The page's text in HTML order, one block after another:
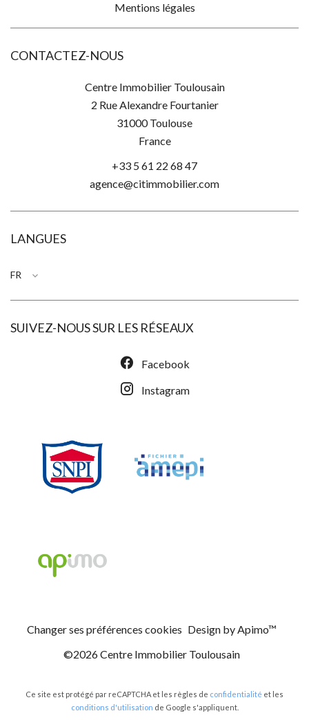
Mentions légales
CONTACTEZ-NOUS
Centre Immobilier Toulousain
2 Rue Alexandre Fourtanier
31000Toulouse
France
+33 5 61 22 68 47
agence@citimmobilier.com
LANGUES
FR
SUIVEZ-NOUS SUR LES RÉSEAUX
Facebook
Instagram
Changer ses préférences cookies Design byApimo™
©2026 Centre Immobilier Toulousain
Ce site est protégé par reCAPTCHA et les règles de confidentialité et les
conditions d'utilisation de Google s'appliquent.